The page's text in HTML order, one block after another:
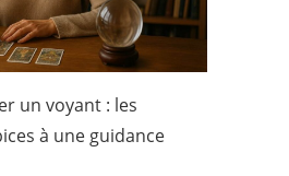
un voyant : les
à une guidance